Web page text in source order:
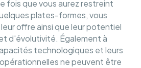
fois que vous aurez restreint
plates-formes, vous
offre ainsi que leur potentiel
d'évolutivité. Également à
technologiques et leurs
ne peuvent être